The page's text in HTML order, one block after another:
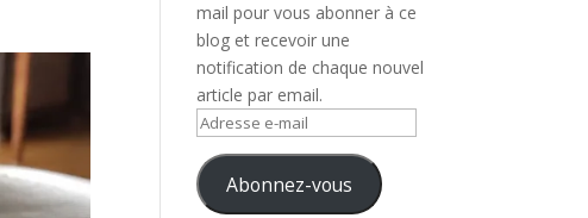
mail pour vous abonner à ce
blog et recevoir une
notification de chaque nouvel
article par email.
Adresse
mail Abonnez-vous